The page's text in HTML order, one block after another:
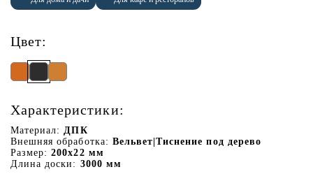
Цвет:
Характеристики:
Материал: ДПК
Внешняя обработка: Вельвет|Тиснение под дерево
Размер: 200х22 мм
Длина доски: 3000 мм